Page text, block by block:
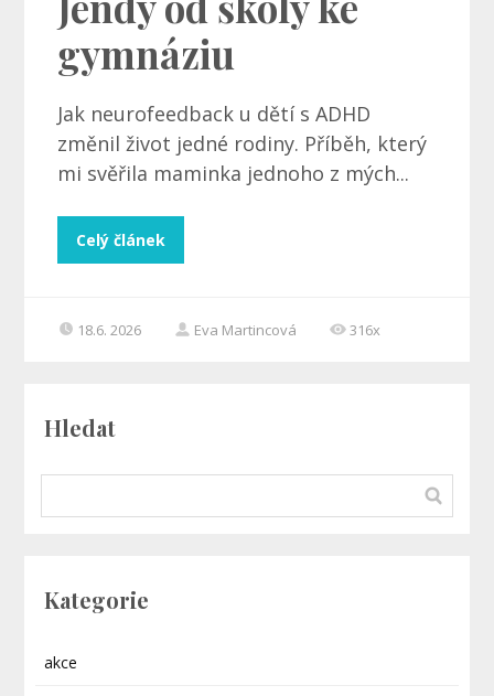
gymnáziu
Jak neurofeedback u dětí s ADHD
změnil život jedné rodiny. Příběh, který
mi svěřila maminka jednoho z mých...
Celý článek
18.6. 2026 Eva Martincová 316x
Hledat
Kategorie
akce